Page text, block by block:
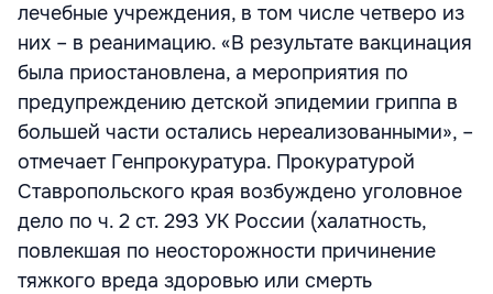
лечебные учреждения, в том числе четверо из
них – в реанимацию. «В результате вакцинация
была приостановлена, а мероприятия по
предупреждению детской эпидемии гриппа в
большей части остались нереализованными», –
отмечает Генпрокуратура. Прокуратурой
Ставропольского края возбуждено уголовное
дело по ч. 2 ст. 293 УК России (халатность,
повлекшая по неосторожности причинение
тяжкого вреда здоровью или смерть